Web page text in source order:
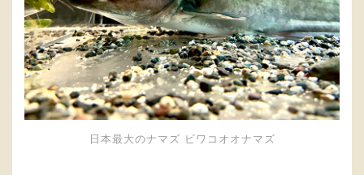
日本最大のナマズ ビワコオオナマズ